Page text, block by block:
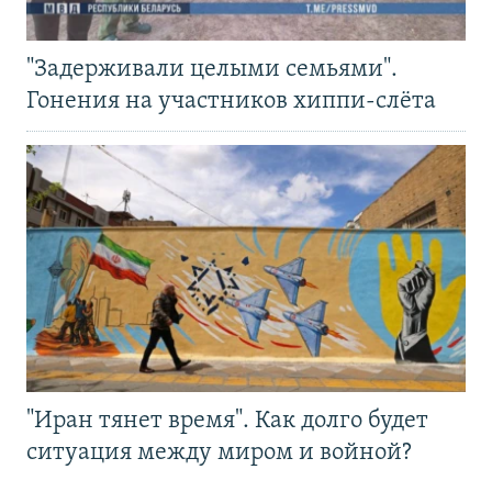
"Задерживали целыми семьями".
Гонения на участников хиппи-слёта
"Иран тянет время". Как долго будет
ситуация между миром и войной?